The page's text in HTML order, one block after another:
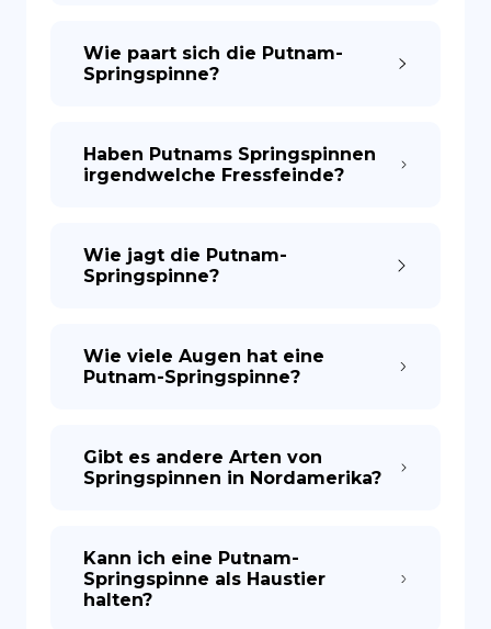
Wie paart sich die Putnam-
Springspinne?
Haben Putnams Springspinnen
irgendwelche Fressfeinde?
Wie jagt die Putnam-
Springspinne?
Wie viele Augen hat eine
Putnam-Springspinne?
Gibt es andere Arten von
Springspinnen in Nordamerika?
Kann ich eine Putnam-
Springspinne als Haustier
halten?